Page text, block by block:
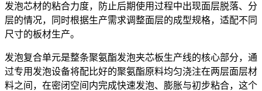
发泡芯材的粘合力度，防止后期使用过程中出现面层脱落、分
层的情况，同时根据生产需求调整面层的成型规格，适配不同
尺寸的板材生产。
发泡复合单元是整条聚氨酯发泡夹芯板生产线的核心部分，通
过专用发泡设备将配比好的聚氨酯原料均匀浇注在两层面层材
料之间，在密闭空间内完成快速发泡、膨胀与初步粘合，这个